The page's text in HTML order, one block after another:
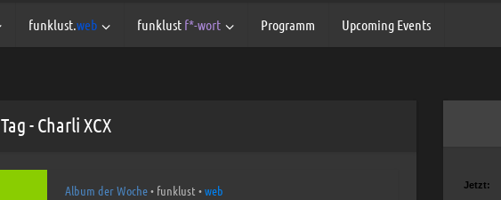
funklust.web funklust f*-wort Programm Upcoming Events
Tag - Charli XCX
Album der Woche• funklust •web